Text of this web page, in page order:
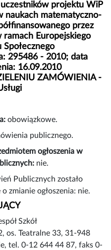
projektu WiP
naukach matematyczno-
przez
ramach Europejskiego
Społecznego
295486 - 2010; data
16.09.2010
ZAMÓWIENIA -
obowiązkowe.
publicznego.
ogłoszenia w
nie.
Publicznych zostało
zmianie ogłoszenia: nie.
Szkół
os. Teatralne 33, 31-948
tel. 0-12 644 44 87, faks 0-